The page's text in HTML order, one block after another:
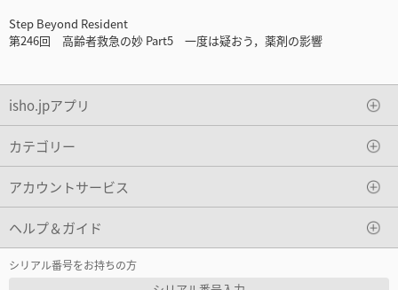
Step Beyond Resident
第246回 高齢者救急の妙 Part5 一度は疑おう，薬剤の影響
isho.jpアプリ
カテゴリー
アカウントサービス
ヘルプ＆ガイド
シリアル番号をお持ちの方